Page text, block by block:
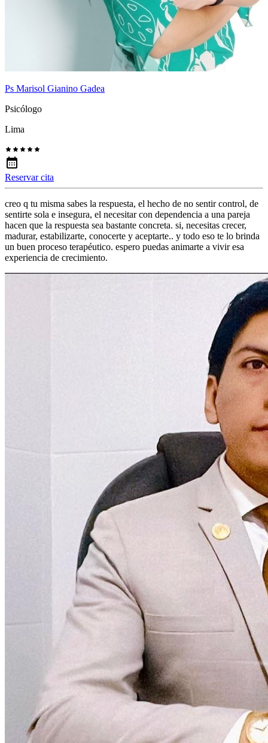
Ps Marisol Gianino Gadea
Psicólogo
Lima
Reservar cita
creo q tu misma sabes la respuesta, el hecho de no sentir control, de
sentirte sola e insegura, el necesitar con dependencia a una pareja
hacen que la respuesta sea bastante concreta. si, necesitas crecer,
madurar, estabilizarte, conocerte y aceptarte.. y todo eso te lo brinda
un buen proceso terapéutico. espero puedas animarte a vivir esa
experiencia de crecimiento.